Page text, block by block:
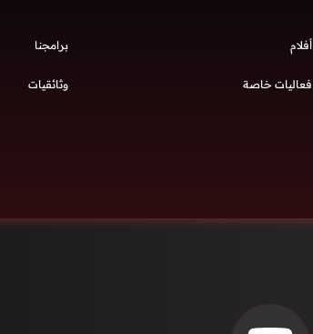
أفلام برامجنا
فعاليات خاصة وثائقيات